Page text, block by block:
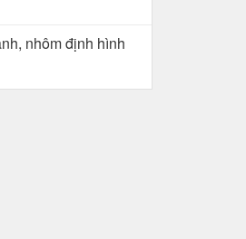
nhôm định hình